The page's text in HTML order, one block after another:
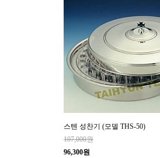
스텐 성찬기 (모델 THS-50)
107,000원
96,300원